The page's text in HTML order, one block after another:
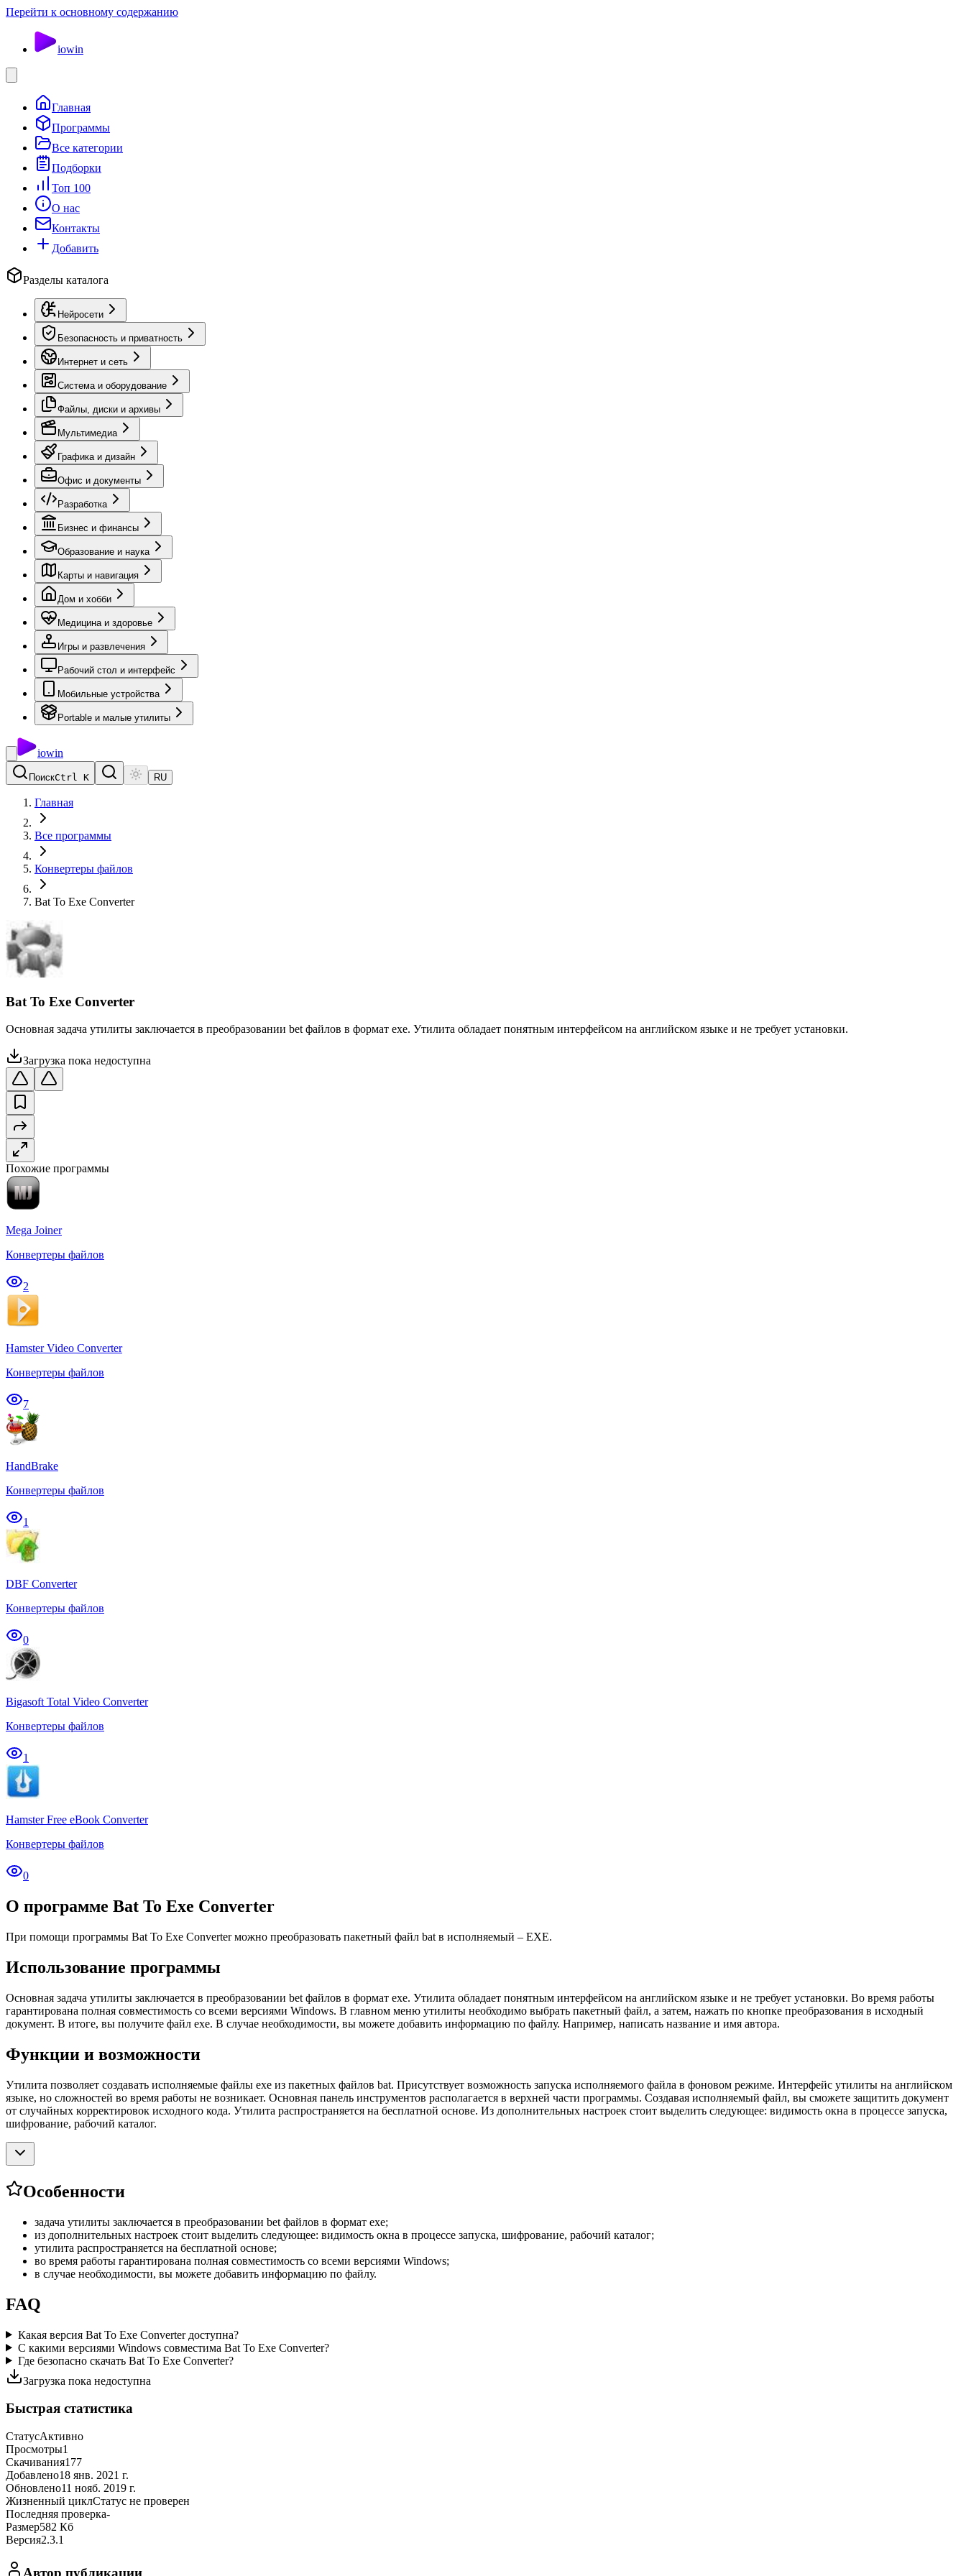
Перейти к основному содержанию
iowin
Главная
Программы
Все категории
Подборки
Топ 100
О нас
Контакты
Добавить
Разделы каталога
Нейросети
Безопасность и приватность
Интернет и сеть
Система и оборудование
Файлы, диски и архивы
Мультимедиа
Графика и дизайн
Офис и документы
Разработка
Бизнес и финансы
Образование и наука
Карты и навигация
Дом и хобби
Медицина и здоровье
Игры и развлечения
Рабочий стол и интерфейс
Мобильные устройства
Portable и малые утилиты
iowin
ПоискCtrl K RU
Главная
Все программы
Конвертеры файлов
Bat To Exe Converter
Bat To Exe Converter
Основная задача утилиты заключается в преобразовании bet файлов в формат exe. Утилита обладает понятным интерфейсом на английском языке и не требует установки.
Загрузка пока недоступна
Похожие программы
Mega Joiner
Конвертеры файлов
2
Hamster Video Converter
Конвертеры файлов
7
HandBrake
Конвертеры файлов
1
DBF Converter
Конвертеры файлов
0
Bigasoft Total Video Converter
Конвертеры файлов
1
Hamster Free eBook Converter
Конвертеры файлов
0
О программе Bat To Exe Converter
При помощи программы Bat To Exe Converter можно преобразовать пакетный файл bat в исполняемый – EXE.
Использование программы
Основная задача утилиты заключается в преобразовании bet файлов в формат exe. Утилита обладает понятным интерфейсом на английском языке и не требует установки. Во время работы
гарантирована полная совместимость со всеми версиями Windows. В главном меню утилиты необходимо выбрать пакетный файл, а затем, нажать по кнопке преобразования в исходный
документ. В итоге, вы получите файл exe. В случае необходимости, вы можете добавить информацию по файлу. Например, написать название и имя автора.
Функции и возможности
Утилита позволяет создавать исполняемые файлы exe из пакетных файлов bat. Присутствует возможность запуска исполняемого файла в фоновом режиме. Интерфейс утилиты на английском
языке, но сложностей во время работы не возникает. Основная панель инструментов располагается в верхней части программы. Создавая исполняемый файл, вы сможете защитить документ
от случайных корректировок исходного кода. Утилита распространяется на бесплатной основе. Из дополнительных настроек стоит выделить следующее: видимость окна в процессе запуска,
шифрование, рабочий каталог.
Особенности
задача утилиты заключается в преобразовании bet файлов в формат exe;
из дополнительных настроек стоит выделить следующее: видимость окна в процессе запуска, шифрование, рабочий каталог;
утилита распространяется на бесплатной основе;
во время работы гарантирована полная совместимость со всеми версиями Windows;
в случае необходимости, вы можете добавить информацию по файлу.
FAQ
Какая версия Bat To Exe Converter доступна?
С какими версиями Windows совместима Bat To Exe Converter?
Где безопасно скачать Bat To Exe Converter?
Загрузка пока недоступна
Быстрая статистика
СтатусАктивно
Просмотры1
Скачивания177
Добавлено18 янв. 2021 г.
Обновлено11 нояб. 2019 г.
Жизненный циклСтатус не проверен
Последняя проверка-
Размер582 Кб
Версия2.3.1
Автор публикации